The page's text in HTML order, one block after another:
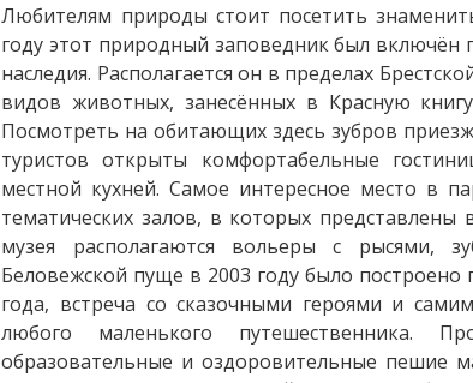
Любителям природы стоит посетить
году этот природный заповедник был
наследия. Располагается он в пределах
видов животных, занесённых в Красную
Посмотреть на обитающих здесь зубров
туристов открыты комфортабельные
местной кухней. Самое интересное место в
тематических залов, в которых
музея располагаются вольеры с рысями,
Беловежской пуще в 2003 году было
года, встреча со сказочными героями и
любого маленького путешественника.
образовательные и оздоровительные пешие